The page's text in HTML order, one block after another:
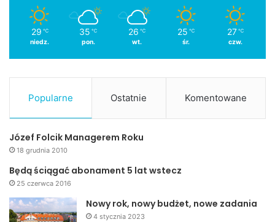
29 ℃
niedz.
35 ℃
pon.
26 ℃
wt.
25 ℃
śr.
27 ℃
czw.
Popularne Ostatnie Komentowane
Józef Folcik Managerem Roku
18 grudnia 2010
Będą ściągać abonament 5 lat wstecz
25 czerwca 2016
Nowy rok, nowy budżet, nowe zadania
4 stycznia 2023